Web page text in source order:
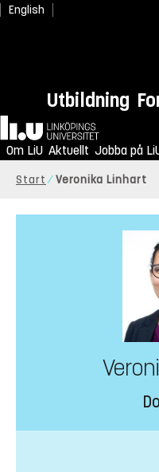
English
Utbildning
Hem
Om LiU Aktuellt Jobba på
Start Veronika Linhart